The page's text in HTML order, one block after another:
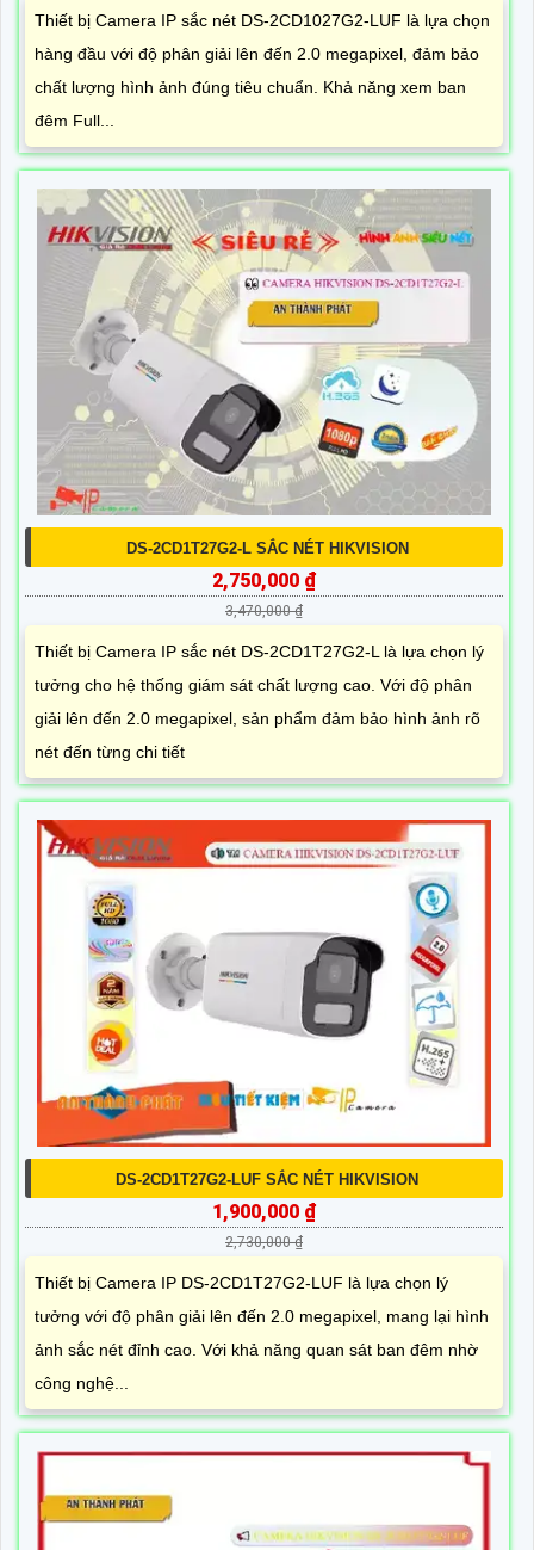
Thiết bị Camera IP sắc nét DS-2CD1027G2-LUF là lựa chọn
hàng đầu với độ phân giải lên đến 2.0 megapixel, đảm bảo
chất lượng hình ảnh đúng tiêu chuẩn. Khả năng xem ban
đêm Full...
DS-2CD1T27G2-L SẮC NÉT HIKVISION
2,750,000 ₫
3,470,000 ₫
Thiết bị Camera IP sắc nét DS-2CD1T27G2-L là lựa chọn lý
tưởng cho hệ thống giám sát chất lượng cao. Với độ phân
giải lên đến 2.0 megapixel, sản phẩm đảm bảo hình ảnh rõ
nét đến từng chi tiết
DS-2CD1T27G2-LUF SẮC NÉT HIKVISION
1,900,000 ₫
2,730,000 ₫
Thiết bị Camera IP DS-2CD1T27G2-LUF là lựa chọn lý
tưởng với độ phân giải lên đến 2.0 megapixel, mang lại hình
ảnh sắc nét đỉnh cao. Với khả năng quan sát ban đêm nhờ
công nghệ...